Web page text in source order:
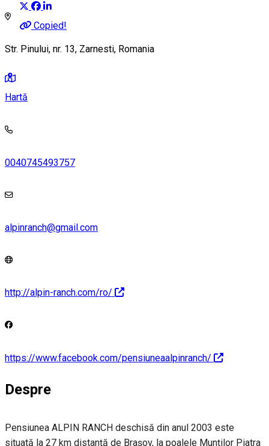
Copied!
Str. Pinului, nr. 13, Zarnesti, Romania
Hartă
0040745493757
alpinranch@gmail.com
http://alpin-ranch.com/ro/
https://www.facebook.com/pensiuneaalpinranch/
Despre
Pensiunea ALPIN RANCH deschisă din anul 2003 este
situată la 27 km distanță de Brașov, la poalele Munților Piatra